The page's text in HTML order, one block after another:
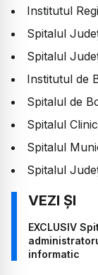
​Institutul
​Spitalul
​Spitalul
​Institutul de
​Spitalul de
​Spitalul
​Spitalul
​Spitalul
EXCLUSIV
informatic